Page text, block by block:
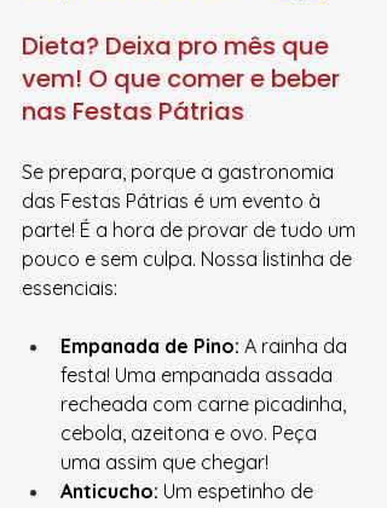
Dieta? Deixa pro mês que
vem! O que comer e beber
nas Festas Pátrias
Se prepara, porque a gastronomia
das Festas Pátrias é um evento à
parte! É a hora de provar de tudo um
pouco e sem culpa. Nossa listinha de
essenciais:
Empanada de Pino: A rainha da
festa! Uma empanada assada
recheada com carne picadinha,
cebola, azeitona e ovo. Peça
uma assim que chegar!
Anticucho: Um espetinho de